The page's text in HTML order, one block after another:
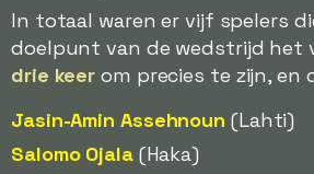
In totaal waren er vijf spelers
doelpunt van de wedstrijd het
drie keer om precies te zijn, en
Jasin-Amin Assehnoun (Lahti)
Salomo Ojala(Haka)